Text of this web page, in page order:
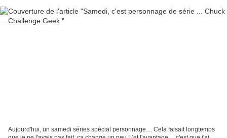
Aujourd'hui, un samedi séries spécial personnage.... Cela faisait longtemps